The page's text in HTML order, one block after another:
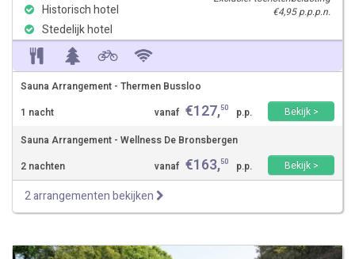
Historisch hotel
Stedelijk hotel
€4,95 p.p.p.n.
Sauna Arrangement - Thermen Bussloo
1 nacht
vanaf €127,50 p.p.
Bekijk >
Sauna Arrangement - Wellness De Bronsbergen
2 nachten
vanaf €163,50 p.p. Bekijk >
2 arrangementen bekijken